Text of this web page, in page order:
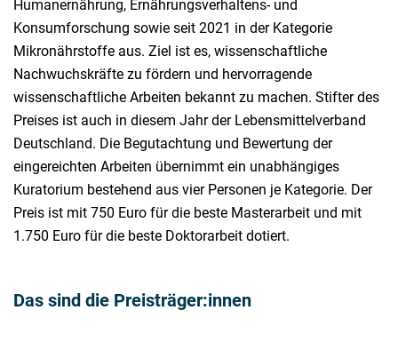
Humanernährung, Ernährungsverhaltens- und
Konsumforschung sowie seit 2021 in der Kategorie
Mikronährstoffe aus. Ziel ist es, wissenschaftliche
Nachwuchskräfte zu fördern und hervorragende
wissenschaftliche Arbeiten bekannt zu machen. Stifter des
Preises ist auch in diesem Jahr der Lebensmittelverband
Deutschland. Die Begutachtung und Bewertung der
eingereichten Arbeiten übernimmt ein unabhängiges
Kuratorium bestehend aus vier Personen je Kategorie. Der
Preis ist mit 750 Euro für die beste Masterarbeit und mit
1.750 Euro für die beste Doktorarbeit dotiert.
Das sind die Preisträger:innen